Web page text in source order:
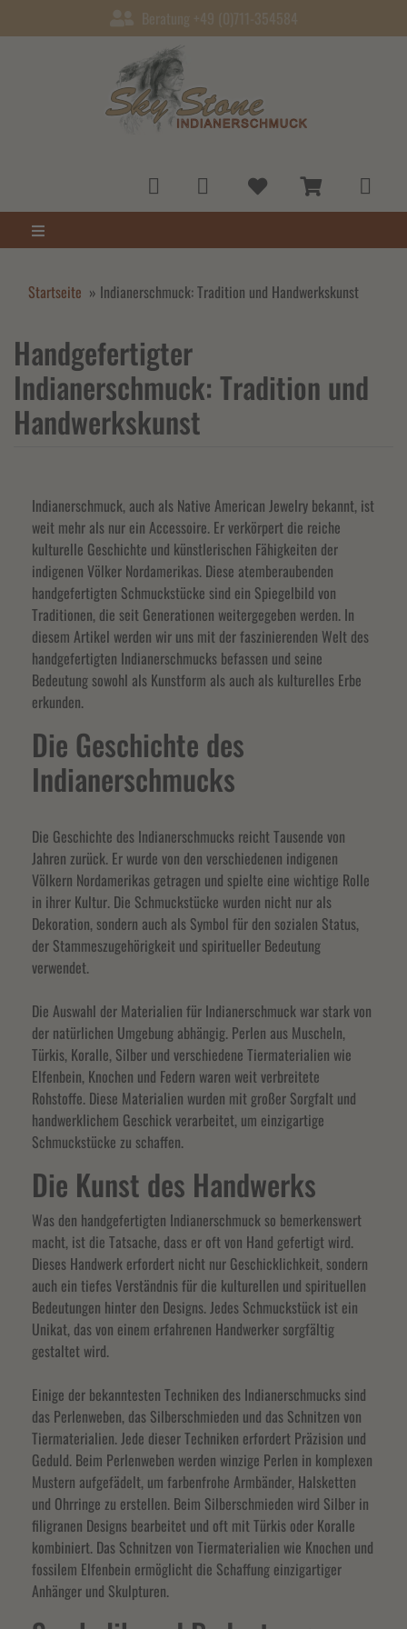
Startseite » Indianerschmuck: Tradition und Handwerkskunst
Handgefertigter
Indianerschmuck: Tradition und
Handwerkskunst
Indianerschmuck, auch als Native American Jewelry bekannt, ist
weit mehr als nur ein Accessoire. Er verkörpert die reiche
kulturelle Geschichte und künstlerischen Fähigkeiten der
indigenen Völker Nordamerikas. Diese atemberaubenden
handgefertigten Schmuckstücke sind ein Spiegelbild von
Traditionen, die seit Generationen weitergegeben werden. In
diesem Artikel werden wir uns mit der faszinierenden Welt des
handgefertigten Indianerschmucks befassen und seine
Bedeutung sowohl als Kunstform als auch als kulturelles Erbe
erkunden.
Die Geschichte des
Indianerschmucks
Die Geschichte des Indianerschmucks reicht Tausende von
Jahren zurück. Er wurde von den verschiedenen indigenen
Völkern Nordamerikas getragen und spielte eine wichtige Rolle
in ihrer Kultur. Die Schmuckstücke wurden nicht nur als
Dekoration, sondern auch als Symbol für den sozialen Status,
der Stammeszugehörigkeit und spiritueller Bedeutung
verwendet.
Die Auswahl der Materialien für Indianerschmuck war stark von
der natürlichen Umgebung abhängig. Perlen aus Muscheln,
Türkis, Koralle, Silber und verschiedene Tiermaterialien wie
Elfenbein, Knochen und Federn waren weit verbreitete
Rohstoffe. Diese Materialien wurden mit großer Sorgfalt und
handwerklichem Geschick verarbeitet, um einzigartige
Schmuckstücke zu schaffen.
Die Kunst des Handwerks
Was den handgefertigten Indianerschmuck so bemerkenswert
macht, ist die Tatsache, dass er oft von Hand gefertigt wird.
Dieses Handwerk erfordert nicht nur Geschicklichkeit, sondern
auch ein tiefes Verständnis für die kulturellen und spirituellen
Bedeutungen hinter den Designs. Jedes Schmuckstück ist ein
Unikat, das von einem erfahrenen Handwerker sorgfältig
gestaltet wird.
Einige der bekanntesten Techniken des Indianerschmucks sind
das Perlenweben, das Silberschmieden und das Schnitzen von
Tiermaterialien. Jede dieser Techniken erfordert Präzision und
Geduld. Beim Perlenweben werden winzige Perlen in komplexen
Mustern aufgefädelt, um farbenfrohe Armbänder, Halsketten
und Ohrringe zu erstellen. Beim Silberschmieden wird Silber in
filigranen Designs bearbeitet und oft mit Türkis oder Koralle
kombiniert. Das Schnitzen von Tiermaterialien wie Knochen und
fossilem Elfenbein ermöglicht die Schaffung einzigartiger
Anhänger und Skulpturen.